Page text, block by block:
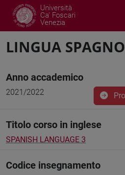
Università
Ca' Foscari
Venezia
LINGUA
Anno accademico
2021/2022
Titolo corso in inglese
SPANISH LANGUAGE 3
Codice insegnamento